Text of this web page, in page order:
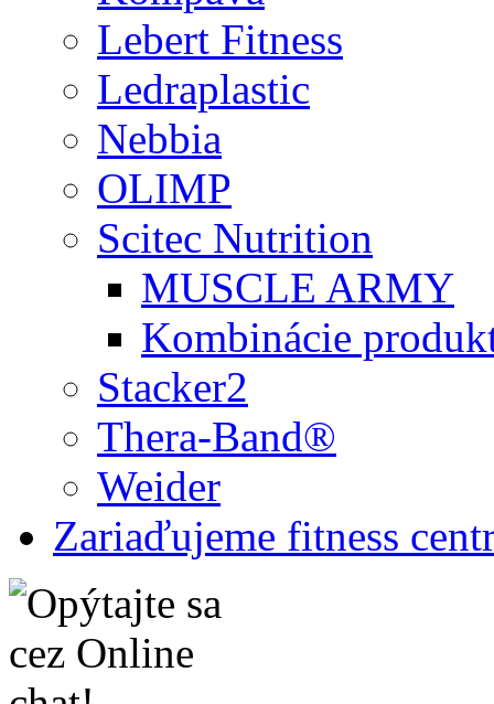
Lebert Fitness
Ledraplastic
Nebbia
OLIMP
Scitec Nutrition
MUSCLE ARMY
Kombinácie
Stacker2
Thera-Band®
Weider
Zariaďujeme fitness